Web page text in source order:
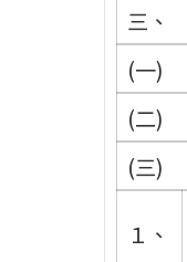
三、
(一)
(二)
(三)
１、